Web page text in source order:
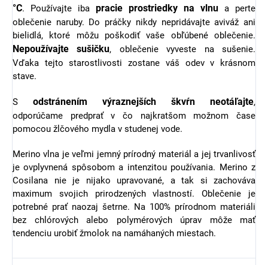
°C. Používajte iba pracie prostriedky na vlnu a perte
oblečenie naruby. Do práčky nikdy nepridávajte aviváž ani
bielidlá, ktoré môžu poškodiť vaše obľúbené oblečenie.
Nepoužívajte sušičku, oblečenie vyveste na sušenie.
Vďaka tejto starostlivosti zostane váš odev v krásnom
stave.
S odstránením výraznejších škvŕn neotáľajte,
odporúčame predprať v čo najkratšom možnom čase
pomocou žlčového mydla v studenej vode.
Merino vlna je veľmi jemný prírodný materiál a jej trvanlivosť
je ovplyvnená spôsobom a intenzitou používania. Merino z
Cosilana nie je nijako upravované, a tak si zachováva
maximum svojich prirodzených vlastností. Oblečenie je
potrebné prať naozaj šetrne. Na 100% prírodnom materiáli
bez chlórových alebo polymérových úprav môže mať
tendenciu urobiť žmolok na namáhaných miestach.